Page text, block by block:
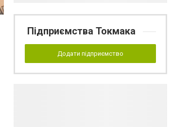
Підприємства Токмака
Додати підприємство